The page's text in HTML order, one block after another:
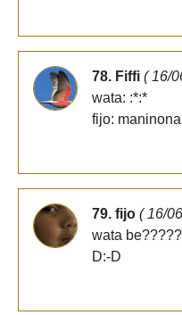
78. Fiffi ( 16/
wata: :*:*
fijo:
79. fijo ( 16/
wata
D:-D